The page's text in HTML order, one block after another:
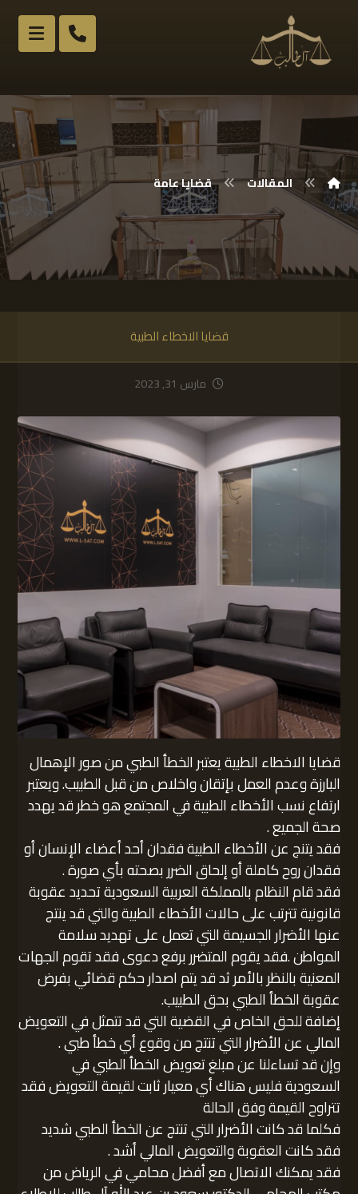
المقالات قضايا عامة
قضايا الاخطاء الطبية
مارس 31, 2023
قضايا الاخطاء الطبية يعتبر الخطأ الطبي من صور الإهمال
البارزة وعدم العمل بإتقان واخلاص من قبل الطبيب. ويعتبر
ارتفاع نسب الأخطاء الطبية في المجتمع هو خطر قد يهدد
صحة الجميع .
فقد يتنج عن الأخطاء الطبية فقدان أحد أعضاء الإنسان أو
فقدان روح كاملة أو إلحاق الضرر بصحته بأي صورة .
فقد قام النظام بالمملكة العربية السعودية تحديد عقوبة
قانونية تترتب على حالات الأخطاء الطبية والتي قد ينتج
عنها الأضرار الجسيمة التي تعمل على تهديد سلامة
المواطن .فقد يقوم المتضرر برفع دعوى فقد تقوم الجهات
المعنية بالنظر بالأمر ثد قد يتم اصدار حكم قضائي بفرض
عقوبة الخطأ الطبي بحق الطبيب.
إضافة للحق الخاص في القضية التي قد تتمثل في التعويض
المالي عن الأضرار التي تنتج من وقوع أي خطأ طبي .
وإن قد تساءلنا عن مبلغ تعويض الخطأ الطبي في
السعودية فليس هناك أي معيار ثابت لقيمة التعويض فقد
تتراوح القيمة وفق الحالة
فكلما قد كانت الأضرار التي تنتج عن الخطأ الطبي شديد
فقد كانت العقوبة والتعويض المالي أشد .
فقد يمكنك الاتصال مع أفضل محامي في الرياض من